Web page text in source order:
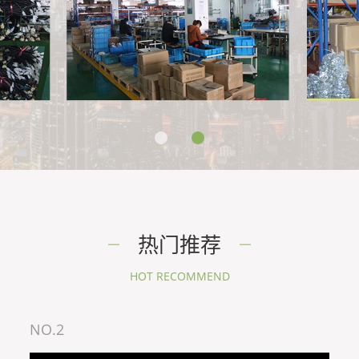
热门推荐
HOT RECOMMEND
NO.2